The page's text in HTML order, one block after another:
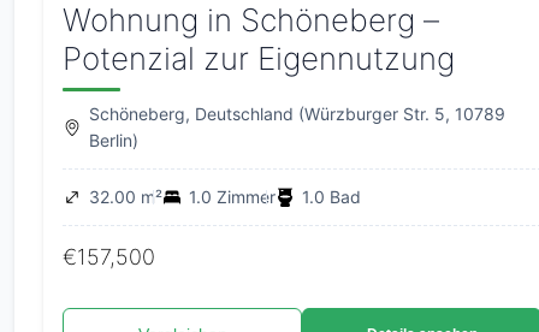
Wohnung in Schöneberg –
Potenzial zur Eigennutzung
Schöneberg, Deutschland (Würzburger Str. 5, 10789
Berlin)
32.00 m² 1.0 Zimmer 1.0 Bad
€157,500